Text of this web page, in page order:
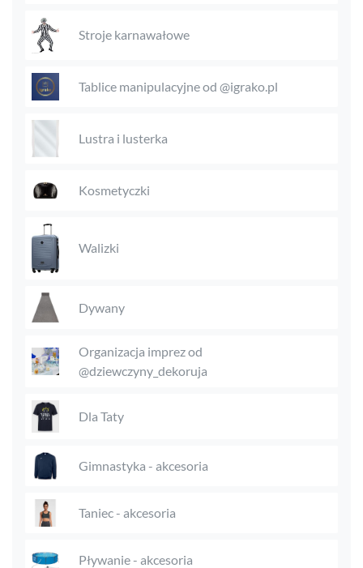
Stroje karnawałowe
Tablice manipulacyjne od @igrako.pl
Lustra i lusterka
Kosmetyczki
Walizki
Dywany
Organizacja imprez od
@dziewczyny_dekoruja
Dla Taty
Gimnastyka - akcesoria
Taniec - akcesoria
Pływanie - akcesoria